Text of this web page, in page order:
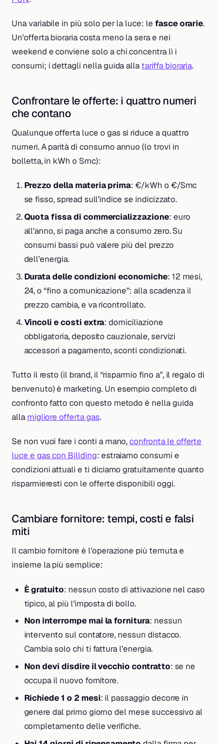
Una variabile in più solo per la luce: le fasce orarie.
Un’offerta bioraria costa meno la sera e nei
weekend e conviene solo a chi concentra lì i
consumi; i dettagli nella guida alla tariffa bioraria.
Confrontare le offerte: i quattro numeri
che contano
Qualunque offerta luce o gas si riduce a quattro
numeri. A parità di consumo annuo (lo trovi in
bolletta, in kWh o Smc):
Prezzo della materia prima: €/kWh o €/Smc
se fisso, spread sull’indice se indicizzato.
Quota fissa di commercializzazione: euro
all’anno, si paga anche a consumo zero. Su
consumi bassi può valere più del prezzo
dell’energia.
Durata delle condizioni economiche: 12 mesi,
24, o “fino a comunicazione”: alla scadenza il
prezzo cambia, e va ricontrollato.
Vincoli e costi extra: domiciliazione
obbligatoria, deposito cauzionale, servizi
accessori a pagamento, sconti condizionati.
Tutto il resto (il brand, il “risparmio fino a”, il regalo di
benvenuto) è marketing. Un esempio completo di
confronto fatto con questo metodo è nella guida
alla migliore offerta gas.
Se non vuoi fare i conti a mano,confronta le offerte
luce e gas con Billding: estraiamo consumi e
condizioni attuali e ti diciamo gratuitamente quanto
risparmieresti con le offerte disponibili oggi.
Cambiare fornitore: tempi, costi e falsi
miti
Il cambio fornitore è l’operazione più temuta e
insieme la più semplice:
È gratuito: nessun costo di attivazione nel caso
tipico, al più l’imposta di bollo.
Non interrompe mai la fornitura: nessun
intervento sul contatore, nessun distacco.
Cambia solo chi ti fattura l’energia.
Non devi disdire il vecchio contratto: se ne
occupa il nuovo fornitore.
Richiede 1 o 2 mesi: il passaggio decorre in
genere dal primo giorno del mese successivo al
completamento delle verifiche.